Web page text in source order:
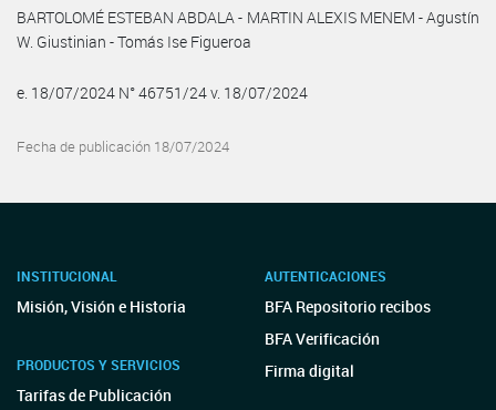
BARTOLOMÉ ESTEBAN ABDALA - MARTIN ALEXIS MENEM - Agustín
W. Giustinian - Tomás Ise Figueroa
e. 18/07/2024 N° 46751/24 v. 18/07/2024
Fecha de publicación 18/07/2024
INSTITUCIONAL
Misión, Visión e Historia
PRODUCTOS Y SERVICIOS
Tarifas de Publicación
AUTENTICACIONES
BFA Repositorio recibos
BFA Verificación
Firma digital